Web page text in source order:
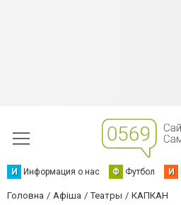
И Информация о нас Ф Футбол И
Головна Афіша Театры КАПКАН